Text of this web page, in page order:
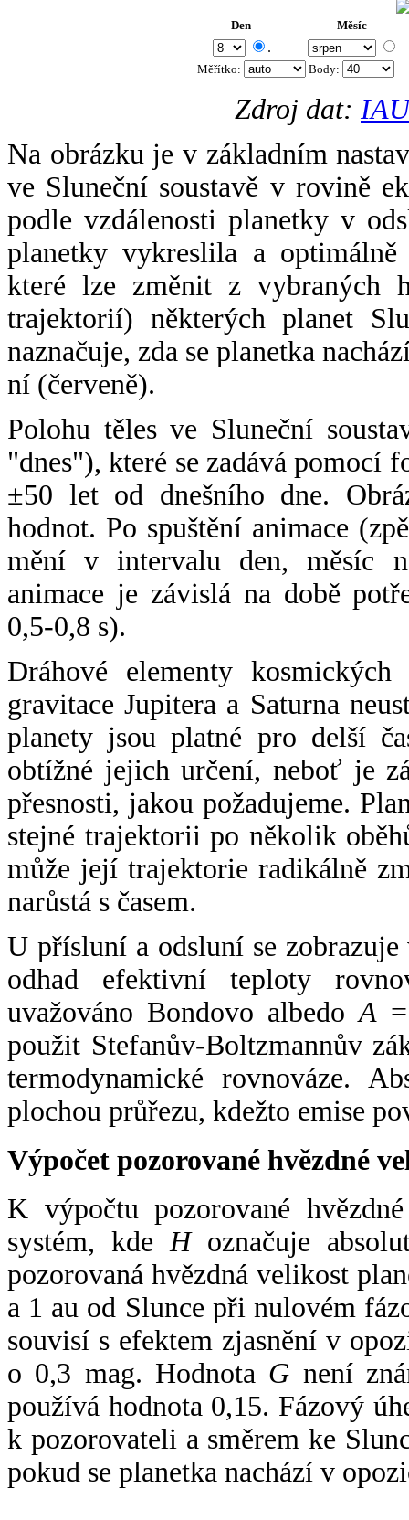
Den Měsíc
.
Měřítko: Body:
Zdroj dat:
Na obrázku je v základním
ve Sluneční soustavě v rovině
podle vzdálenosti planetky v
planetky vykreslila a
které lze změnit z vybraných
trajektorií) některých planet
naznačuje, zda se planetka
ní (červeně).
Polohu těles ve Sluneční
"dnes"), které se zadává pomocí
±50 let od dnešního dne.
hodnot. Po spuštění animace
mění v intervalu den, měsíc
animace je závislá na době
0,5-0,8 s).
Dráhové elementy
gravitace Jupitera a Saturna
planety jsou platné pro delší
obtížné jejich určení, neboť je
přesnosti, jakou požadujeme.
stejné trajektorii po několik
může její trajektorie radikálně
narůstá s časem.
U přísluní a odsluní se
odhad efektivní teploty
uvažováno Bondovo albedoA
použit Stefanův-Boltzmannův
termodynamické rovnováze.
plochou průřezu, kdežto emise
Výpočet pozorované hvězdné
K výpočtu pozorované
systém, kde Hoznačuje
pozorovaná hvězdná velikost
a 1 au od Slunce při nulovém
souvisí s efektem zjasnění v
o 0,3 mag. Hodnota G není
používá hodnota 0,15. Fázový
k pozorovateli a směrem ke
pokud se planetka nachází v